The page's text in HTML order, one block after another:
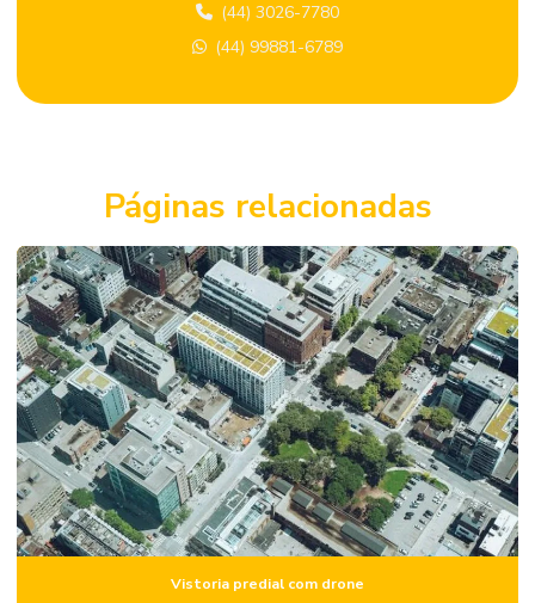
Avaliação patrimonial de imóveis
Avaliação de terrenos
Consultoria de engenharia
Consultoria de engenharia para condomínios
Consultoria em projetos de engenharia
Elaboração de laudo técnico engenharia civil
Elaboração de plano de manutenção predial
Empresa de avaliação de imóveis
Empresa de laudo de engenharia
Empresa de laudo estrutural
Empresa de perícia de engenharia
(44) 3026-7780
(44) 99881-6789
Páginas relacionadas
Vistoria predial com drone